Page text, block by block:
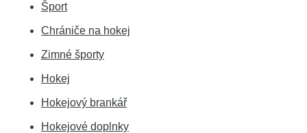
Šport
Chrániče na hokej
Zimné športy
Hokej
Hokejový brankář
Hokejové doplnky